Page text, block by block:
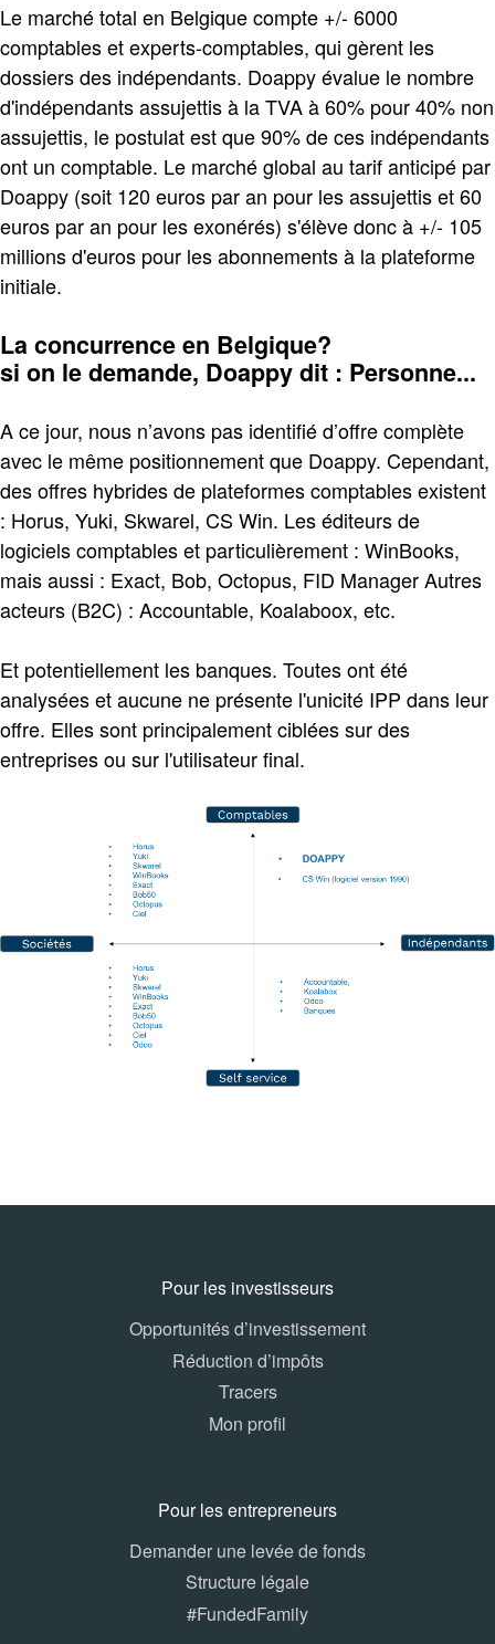
Le marché total en Belgique compte +/- 6000
comptables et experts-comptables, qui gèrent les
dossiers des indépendants. Doappy évalue le nombre
d'indépendants assujettis à la TVA à 60% pour 40% non
assujettis, le postulat est que 90% de ces indépendants
ont un comptable. Le marché global au tarif anticipé par
Doappy (soit 120 euros par an pour les assujettis et 60
euros par an pour les exonérés) s'élève donc à +/- 105
millions d'euros pour les abonnements à la plateforme
initiale.
La concurrence en Belgique?
si on le demande, Doappy dit : Personne...
A ce jour, nous n’avons pas identifié d’offre complète
avec le même positionnement que Doappy. Cependant,
des offres hybrides de plateformes comptables existent
: Horus, Yuki, Skwarel, CS Win. Les éditeurs de
logiciels comptables et particulièrement : WinBooks,
mais aussi : Exact, Bob, Octopus, FID Manager Autres
acteurs (B2C) : Accountable, Koalaboox, etc.
Et potentiellement les banques. Toutes ont été
analysées et aucune ne présente l'unicité IPP dans leur
offre. Elles sont principalement ciblées sur des
entreprises ou sur l'utilisateur final.
Pour les investisseurs
Opportunités d’investissement
Réduction d’impôts
Tracers
Mon profil
Pour les entrepreneurs
Demander une levée de fonds
Structure légale
#FundedFamily